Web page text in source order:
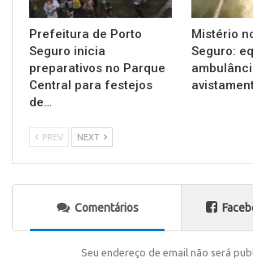
Prefeitura de Porto
Seguro inicia
preparativos no Parque
Central para festejos
de…
Mistério
Seguro:
PREV NEXT
Comentários
Seu endereço de email não será